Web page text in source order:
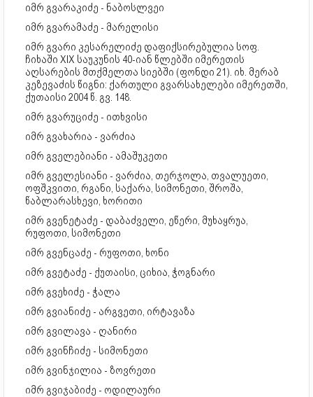
იმრ გვარაკიძე - ნაბოსლვეი
იმრ გვარამაძე - მარელისი
იმრ გვარი კესარელიძე დაფიქსირებულია სოფ.
ჩიხაში XIX საუკუნის 40-იან წლებში იმერეთის
აღსარების მთქმელთა სიებში (ფონდი 21). იხ. მერაბ
კეზევაძის წიგნი: ქართული გვარსახელები იმერეთში,
ქუთაისი 2004 წ. გვ. 148.
იმრ გვარუციძე - ითხვისი
იმრ გვახარია - ვარძია
იმრ გველებიანი - ამაშუკეთი
იმრ გველესიანი - ვარძია, თერჯოლა, თვალუეთი,
ოფშკვითი, რგანი, საქარა, სიმონეთი, შროშა,
წაბლარასხევი, ხორითი
იმრ გვენეტაძე - დაბაძველი, ეწერი, მუხაყრუა,
რუფოთი, სიმონეთი
იმრ გვენცაძე - რუფოთი, ხონი
იმრ გვეტაძე - ქუთაისი, ციხია, ჭოგნარი
იმრ გვეხიძე - ჭალა
იმრ გვიანიძე - არგვეთი, ირტავაზა
იმრ გვილავა - ღანირი
იმრ გვინჩიძე - სიმონეთი
იმრ გვინჯილია - ზოვრეთი
იმრ გვიჯაბიძე - ოდილაური